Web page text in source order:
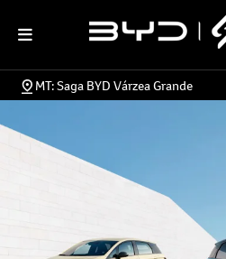
MT: Saga BYD Várzea Grande